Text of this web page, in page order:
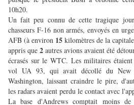
10h20.
Un fait peu connu de cette tragique
chasseurs F-16 non armés, envoyés en
AFB (à environ 15 kilomètres de la
appris que 2 autres avions avaient été
écrasés sur le WTC. Les militaires
vol UA 93, qui avait décollé du New
Washington, laissant craindre le pire,
les radars avaient perdu le contact avec
La base d'Andrews comptait moins